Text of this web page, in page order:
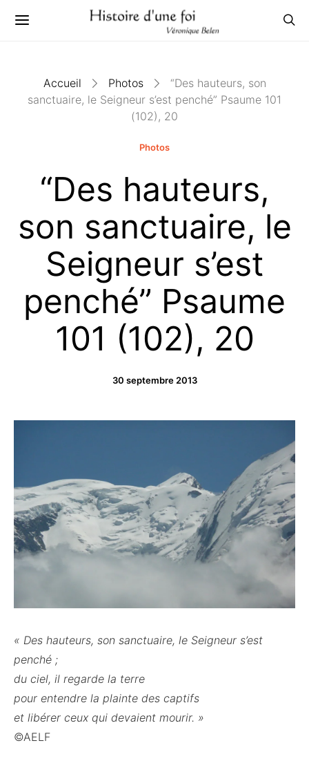
Accueil Photos
“Des hauteurs, son
sanctuaire, le Seigneur s’est penché” Psaume 101
(102), 20
Photos
“Des hauteurs,
son sanctuaire, le
Seigneur s’est
penché” Psaume
101 (102), 20
30 septembre 2013
« Des hauteurs, son sanctuaire, le Seigneur s’est
penché ;
du ciel, il regarde la terre
pour entendre la plainte des captifs
et libérer ceux qui devaient mourir. »
©AELF